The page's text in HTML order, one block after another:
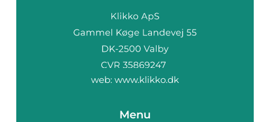
web: www.klikko.dk
Menu